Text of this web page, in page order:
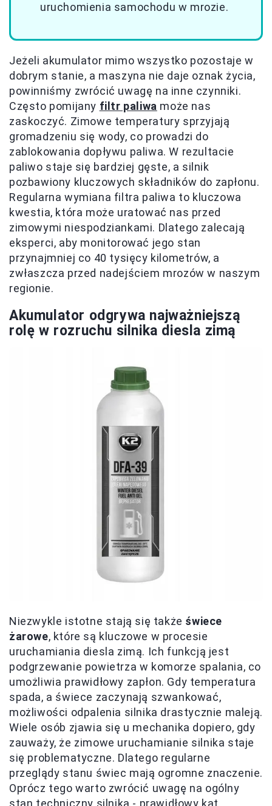
uruchomienia samochodu w mrozie.
Jeżeli akumulator mimo wszystko pozostaje w
dobrym stanie, a maszyna nie daje oznak życia,
powinniśmy zwrócić uwagę na inne czynniki.
Często pomijany filtr paliwa może nas
zaskoczyć. Zimowe temperatury sprzyjają
gromadzeniu się wody, co prowadzi do
zablokowania dopływu paliwa. W rezultacie
paliwo staje się bardziej gęste, a silnik
pozbawiony kluczowych składników do zapłonu.
Regularna wymiana filtra paliwa to kluczowa
kwestia, która może uratować nas przed
zimowymi niespodziankami. Dlatego zalecają
eksperci, aby monitorować jego stan
przynajmniej co 40 tysięcy kilometrów, a
zwłaszcza przed nadejściem mrozów w naszym
regionie.
Akumulator odgrywa najważniejszą
rolę w rozruchu silnika diesla zimą
Niezwykle istotne stają się także świece
żarowe, które są kluczowe w procesie
uruchamiania diesla zimą. Ich funkcją jest
podgrzewanie powietrza w komorze spalania, co
umożliwia prawidłowy zapłon. Gdy temperatura
spada, a świece zaczynają szwankować,
możliwości odpalenia silnika drastycznie maleją.
Wiele osób zjawia się u mechanika dopiero, gdy
zauważy, że zimowe uruchamianie silnika staje
się problematyczne. Dlatego regularne
przeglądy stanu świec mają ogromne znaczenie.
Oprócz tego warto zwrócić uwagę na ogólny